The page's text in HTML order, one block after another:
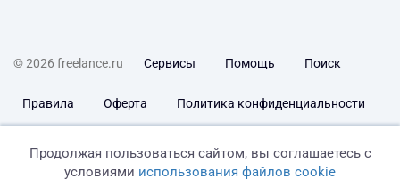
© 2026 freelance.ru Сервисы Помощь Поиск
Правила Оферта Политика конфиденциальности
Продолжая пользоваться сайтом, вы соглашаетесь с
условиями использования файлов cookie